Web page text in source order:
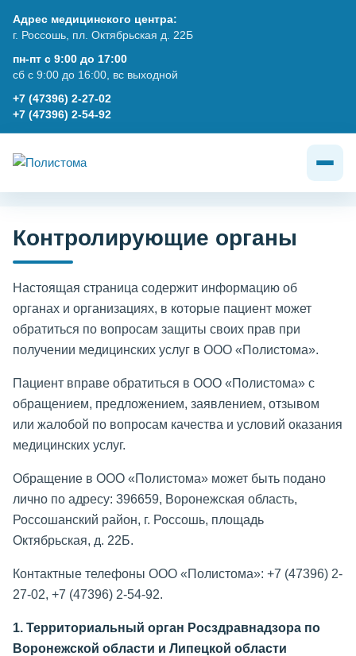
Адрес медицинского центра:
г. Россошь, пл. Октябрьская д. 22Б
пн-пт с 9:00 до 17:00
сб с 9:00 до 16:00, вс выходной
+7 (47396) 2-27-02
+7 (47396) 2-54-92
Контролирующие органы
Настоящая страница содержит информацию об
органах и организациях, в которые пациент может
обратиться по вопросам защиты своих прав при
получении медицинских услуг в ООО «Полистома».
Пациент вправе обратиться в ООО «Полистома» с
обращением, предложением, заявлением, отзывом
или жалобой по вопросам качества и условий оказания
медицинских услуг.
Обращение в ООО «Полистома» может быть подано
лично по адресу: 396659, Воронежская область,
Россошанский район, г. Россошь, площадь
Октябрьская, д. 22Б.
Контактные телефоны ООО «Полистома»: +7 (47396) 2-
27-02, +7 (47396) 2-54-92.
1. Территориальный орган Росздравнадзора по
Воронежской области и Липецкой области